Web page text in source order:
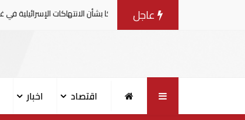
عاجل
بيانا مشتركا بشأن الانتهاكات الإسرائيلية في غزة
اقتصاد اخبار